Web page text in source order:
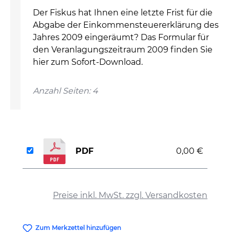
Der Fiskus hat Ihnen eine letzte Frist für die
Abgabe der Einkommensteuererklärung des
Jahres 2009 eingeräumt? Das Formular für
den Veranlagungszeitraum 2009 finden Sie
hier zum Sofort-Download.
Anzahl Seiten: 4
Preise inkl. MwSt. zzgl. Versandkosten
PDF 0,00 €
Zum Merkzettel hinzufügen